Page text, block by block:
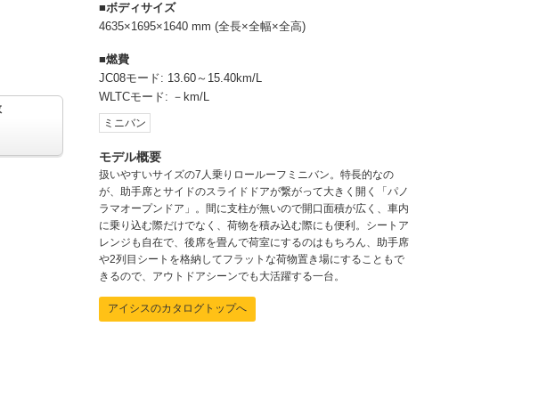
ボディサイズ
4635×1695×1640 mm (全長×全幅×全高)
燃費
JC08モード: 13.60～15.40km/L
WLTCモード: －km/L
ミニバン
モデル概要
扱いやすいサイズの7人乗りロールーフミニバン。特長的なの
が、助手席とサイドのスライドドアが繋がって大きく開く「パノ
ラマオープンドア」。間に支柱が無いので開口面積が広く、車内
に乗り込む際だけでなく、荷物を積み込む際にも便利。シートア
レンジも自在で、後席を畳んで荷室にするのはもちろん、助手席
や2列目シートを格納してフラットな荷物置き場にすることもで
きるので、アウトドアシーンでも大活躍する一台。
アイシスのカタログトップへ